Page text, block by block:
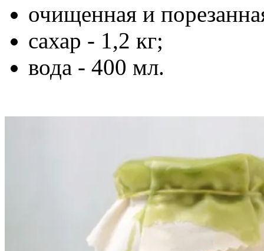
очищенная и
сахар - 1,2 кг;
вода - 400 мл.